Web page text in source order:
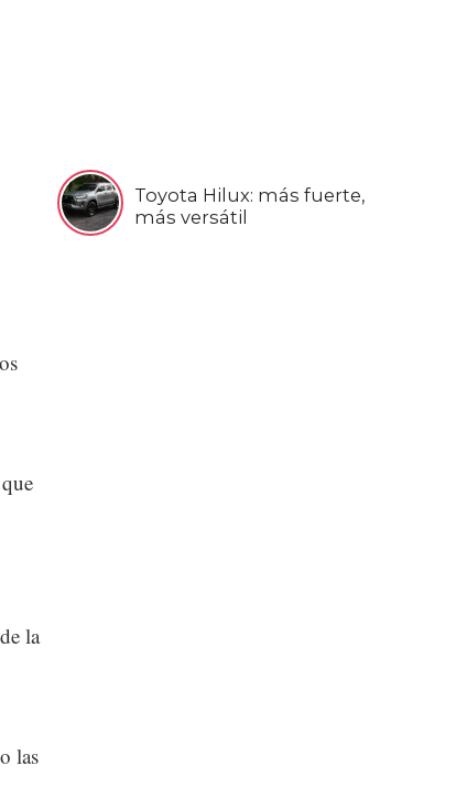
Toyota Hilux: más fuerte,
más versátil
que
la
las